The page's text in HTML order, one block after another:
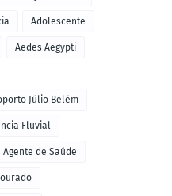
Adolescente
Aedes Aegypti
Júlio Belém
Fluvial
Agente de Saúde